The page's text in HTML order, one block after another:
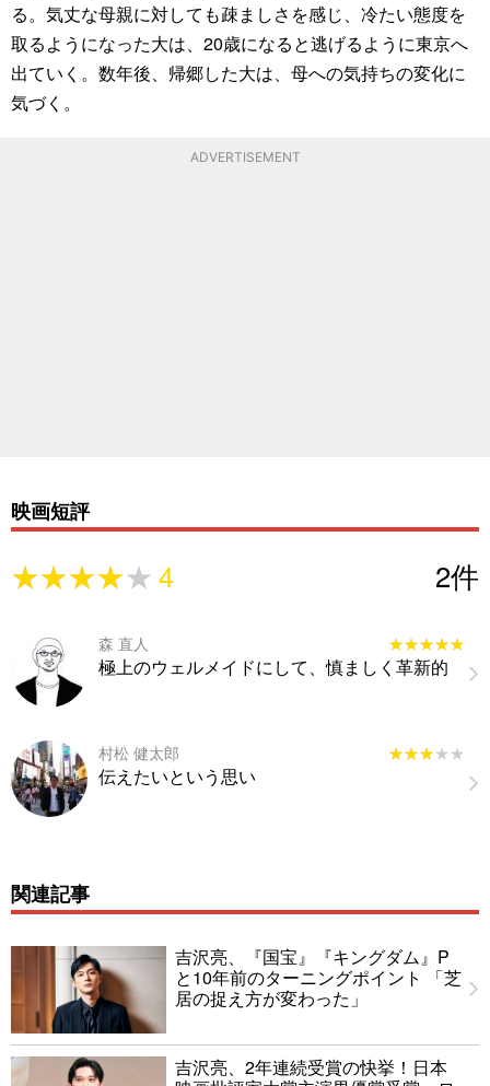
る。気丈な母親に対しても疎ましさを感じ、冷たい態度を
取るようになった大は、20歳になると逃げるように東京へ
出ていく。数年後、帰郷した大は、母への気持ちの変化に
気づく。
ADVERTISEMENT
映画短評
★★★★★
★★★★★4 2件
森 直人 ★★★★★
★★★★★
極上のウェルメイドにして、慎ましく革新的
村松 健太郎 ★★★★★
★★★★★
伝えたいという思い
関連記事
吉沢亮、『国宝』『キングダム』P
と10年前のターニングポイント 「芝
居の捉え方が変わった」
吉沢亮、2年連続受賞の快挙！日本